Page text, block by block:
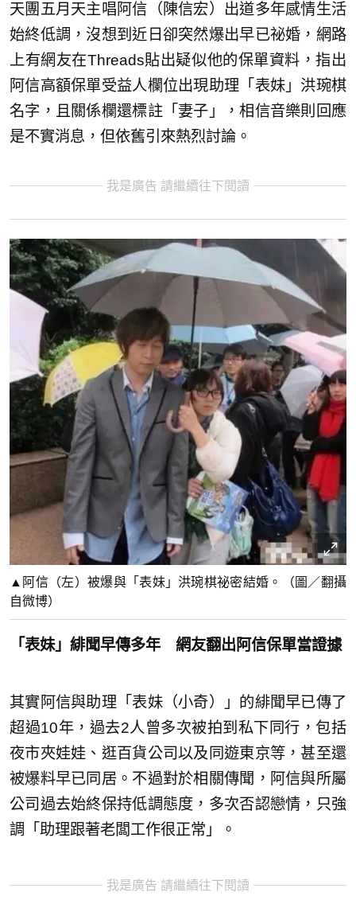
天團五月天主唱阿信（陳信宏）出道多年感情生活
始終低調，沒想到近日卻突然爆出早已祕婚，網路
上有網友在Threads貼出疑似他的保單資料，指出
阿信高額保單受益人欄位出現助理「表妹」洪琬棋
名字，且關係欄還標註「妻子」，相信音樂則回應
是不實消息，但依舊引來熱烈討論。
我是廣告 請繼續往下閱讀
▲阿信（左）被爆與「表妹」洪琬棋祕密結婚。（圖／翻攝
自微博）
「表妹」緋聞早傳多年 網友翻出阿信保單當證據
其實阿信與助理「表妹（小奇）」的緋聞早已傳了
超過10年，過去2人曾多次被拍到私下同行，包括
夜市夾娃娃、逛百貨公司以及同遊東京等，甚至還
被爆料早已同居。不過對於相關傳聞，阿信與所屬
公司過去始終保持低調態度，多次否認戀情，只強
調「助理跟著老闆工作很正常」。
我是廣告 請繼續往下閱讀